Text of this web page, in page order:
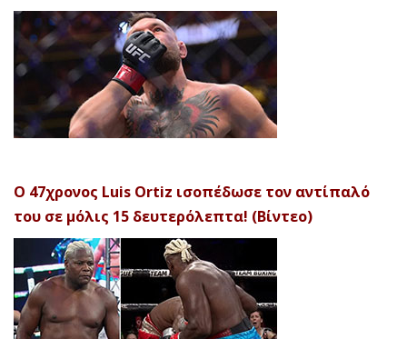
Ο 47χρονος Luis Ortiz ισοπέδωσε τον αντίπαλό
του σε μόλις 15 δευτερόλεπτα! (Βίντεο)